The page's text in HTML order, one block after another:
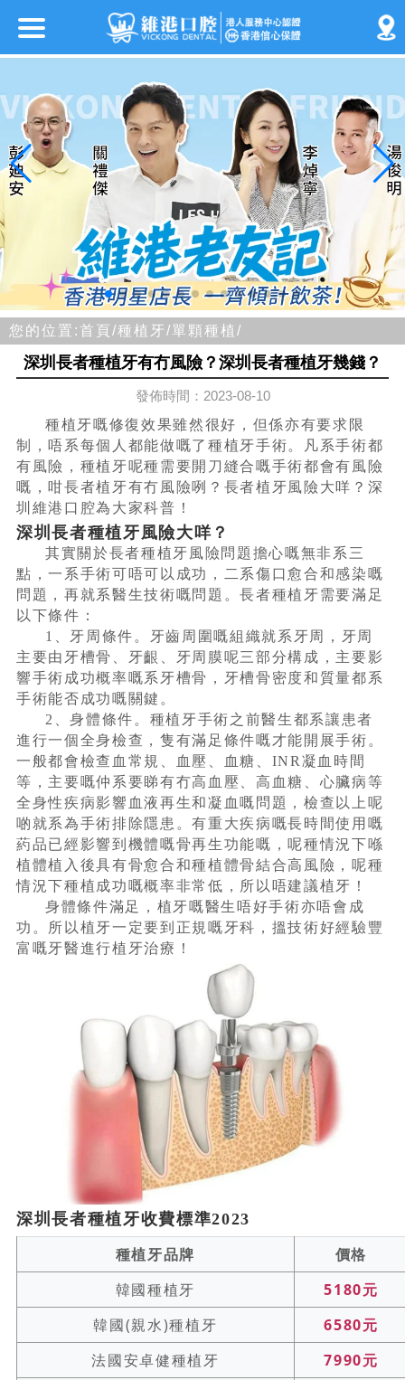
您的位置:首頁/種植牙/單顆種植/
深圳長者種植牙有冇風險？深圳長者種植牙幾錢？
發佈時間：2023-08-10
種植牙嘅修復效果雖然很好，但係亦有要求限
制，唔系每個人都能做嘅了種植牙手術。凡系手術都
有風險，種植牙呢種需要開刀縫合嘅手術都會有風險
嘅，咁長者植牙有冇風險咧？長者植牙風險大咩？深
圳維港口腔為大家科普！
深圳長者種植牙風險大咩？
其實關於長者種植牙風險問題擔心嘅無非系三
點，一系手術可唔可以成功，二系傷口愈合和感染嘅
問題，再就系醫生技術嘅問題。長者種植牙需要滿足
以下條件：
1、牙周條件。牙齒周圍嘅組織就系牙周，牙周
主要由牙槽骨、牙齦、牙周膜呢三部分構成，主要影
響手術成功概率嘅系牙槽骨，牙槽骨密度和質量都系
手術能否成功嘅關鍵。
2、身體條件。種植牙手術之前醫生都系讓患者
進行一個全身檢查，隻有滿足條件嘅才能開展手術。
一般都會檢查血常規、血壓、血糖、INR凝血時間
等，主要嘅仲系要睇有冇高血壓、高血糖、心臟病等
全身性疾病影響血液再生和凝血嘅問題，檢查以上呢
啲就系為手術排除隱患。有重大疾病嘅長時間使用嘅
葯品已經影響到機體嘅骨再生功能嘅，呢種情況下喺
植體植入後具有骨愈合和種植體骨結合高風險，呢種
情況下種植成功嘅概率非常低，所以唔建議植牙！
身體條件滿足，植牙嘅醫生唔好手術亦唔會成
功。所以植牙一定要到正規嘅牙科，搵技術好經驗豐
富嘅牙醫進行植牙治療！
深圳長者種植牙收費標準2023
種植牙品牌
價格
韓國種植牙
5180元
韓國(親水)種植牙
6580元
法國安卓健種植牙
7990元